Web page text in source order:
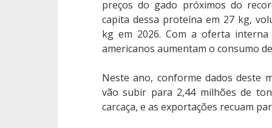
preços do gado próximos do
capita dessa proteína em 27 kg,
kg em 2026. Com a oferta
americanos aumentam o consumo
Neste ano, conforme dados deste
vão subir para 2,44 milhões de
carcaça, e as exportações recuam